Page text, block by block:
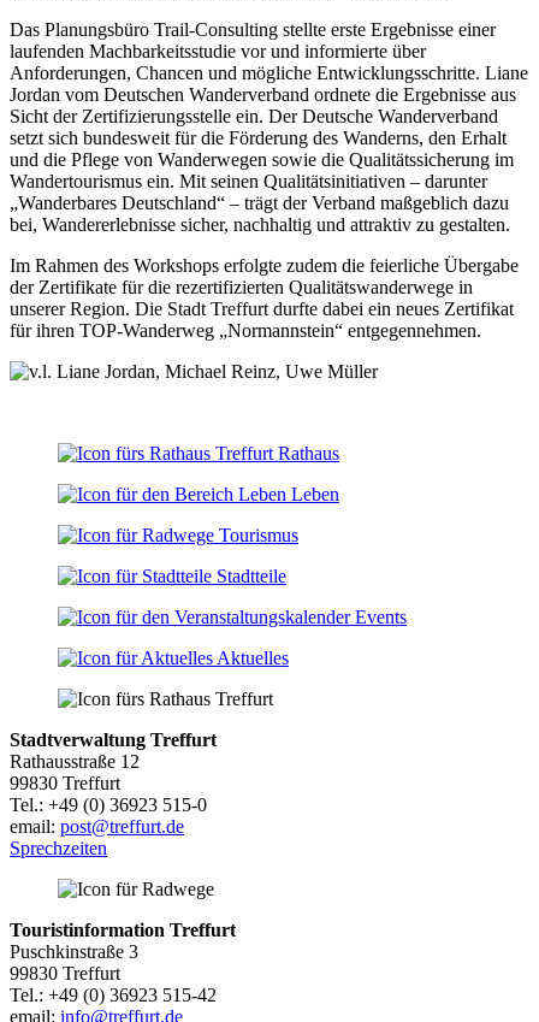
Das Planungsbüro Trail-Consulting stellte erste Ergebnisse einer
laufenden Machbarkeitsstudie vor und informierte über
Anforderungen, Chancen und mögliche Entwicklungsschritte. Liane
Jordan vom Deutschen Wanderverband ordnete die Ergebnisse aus
Sicht der Zertifizierungsstelle ein. Der Deutsche Wanderverband
setzt sich bundesweit für die Förderung des Wanderns, den Erhalt
und die Pflege von Wanderwegen sowie die Qualitätssicherung im
Wandertourismus ein. Mit seinen Qualitätsinitiativen – darunter
„Wanderbares Deutschland“ – trägt der Verband maßgeblich dazu
bei, Wandererlebnisse sicher, nachhaltig und attraktiv zu gestalten.
Im Rahmen des Workshops erfolgte zudem die feierliche Übergabe
der Zertifikate für die rezertifizierten Qualitätswanderwege in
unserer Region. Die Stadt Treffurt durfte dabei ein neues Zertifikat
für ihren TOP-Wanderweg „Normannstein“ entgegennehmen.
Rathaus
Leben
Tourismus
Stadtteile
Events
Aktuelles
Stadtverwaltung Treffurt
Rathausstraße 12
99830 Treffurt
Tel.: +49 (0) 36923 515-0
email: post@treffurt.de
Sprechzeiten
Touristinformation Treffurt
Puschkinstraße 3
99830 Treffurt
Tel.: +49 (0) 36923 515-42
email: info@treffurt.de